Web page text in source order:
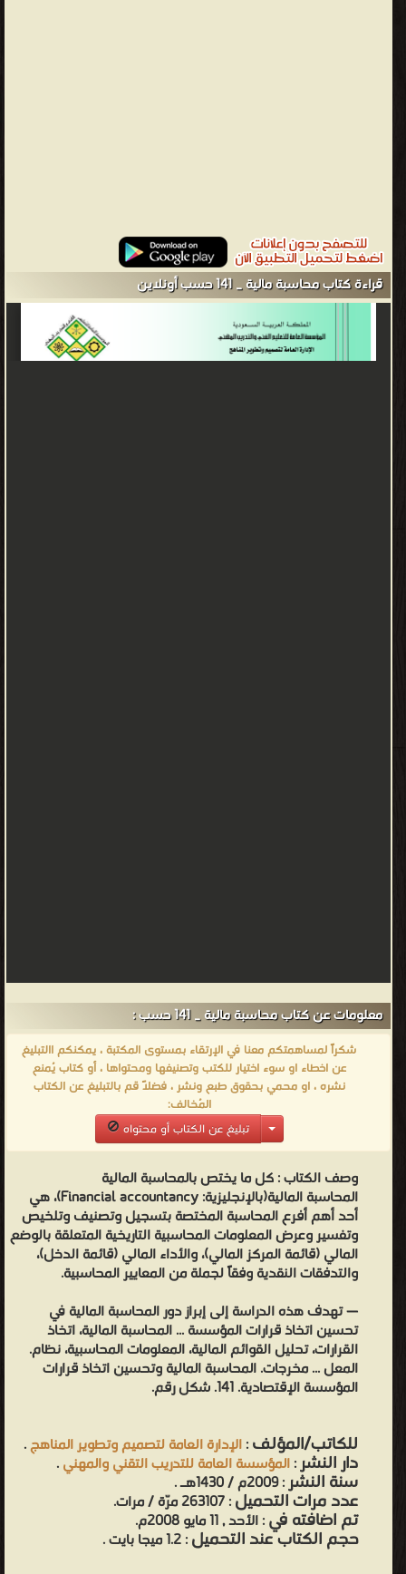
قراءة كتاب محاسبة مالية _ 141 حسب أونلاين
معلومات عن كتاب محاسبة مالية _ 141 حسب :
شكراً لمساهمتكم معنا في الإرتقاء بمستوى المكتبة ، يمكنكم االتبليغ
عن اخطاء او سوء اختيار للكتب وتصنيفها ومحتواها ، أو كتاب يُمنع
نشره ، او محمي بحقوق طبع ونشر ، فضلاً قم بالتبليغ عن الكتاب
المُخالف:
تبليغ عن الكتاب أو محتواه
وصف الكتاب :كل ما يختص بالمحاسبة المالية
المحاسبة المالية(بالإنجليزية: Financial accountancy)، هي
أحد أهم أفرع المحاسبة المختصة بتسجيل وتصنيف وتلخيص
وتفسير وعرض المعلومات المحاسبية التاريخية المتعلقة بالوضع
المالي (قائمة المركز المالي)، والأداء المالي (قائمة الدخل)،
والتدفقات النقدية وفقاً لجملة من المعايير المحاسبية.
— تهدف هذه الدراسة إلى إبراز دور المحاسبة المالية في
تحسين اتخاذ قرارات المؤسسة ... المحاسبة المالية، اتخاذ
القرارات، تحليل القوائم المالية، المعلومات المحاسبية، نظام.
المعل ... مخرجات. المحاسبة المالية وتحسين اتخاذ قرارات
المؤسسة الإقتصادية. 141. شكل رقم.
للكاتب/المؤلف:الإدارة العامة لتصميم وتطوير المناهج.
دار النشر:المؤسسة العامة للتدريب التقني والمهني.
سنة النشر: 2009م / 1430هـ .
عدد مرات التحميل: 263107 مرّة / مرات.
تم اضافته في: الأحد , 11 مايو 2008م.
حجم الكتاب عند التحميل: 1.2 ميجا بايت .